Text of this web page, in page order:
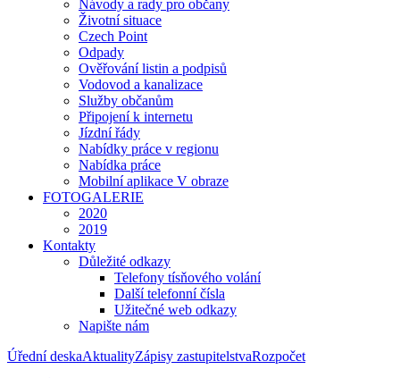
Návody a rady pro občany
Životní situace
Czech Point
Odpady
Ověřování listin a podpisů
Vodovod a kanalizace
Služby občanům
Připojení k internetu
Jízdní řády
Nabídky práce v regionu
Nabídka práce
Mobilní aplikace V obraze
FOTOGALERIE
2020
2019
Kontakty
Důležité odkazy
Telefony tísňového volání
Další telefonní čísla
Užitečné web odkazy
Napište nám
Úřední deskaAktualityZápisy zastupitelstvaRozpočet